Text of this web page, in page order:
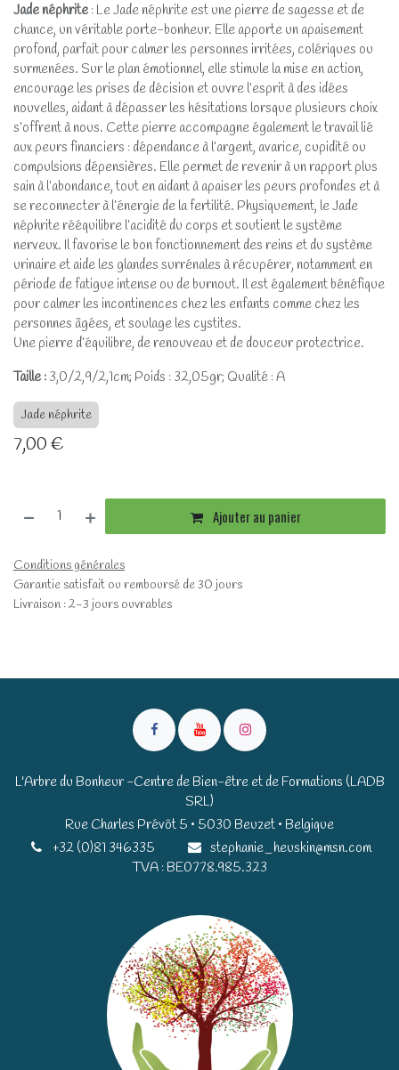
Jade néphrite : Le Jade néphrite est une pierre de sagesse et de
chance, un véritable porte-bonheur. Elle apporte un apaisement
profond, parfait pour calmer les personnes irritées, colériques ou
surmenées. Sur le plan émotionnel, elle stimule la mise en action,
encourage les prises de décision et ouvre l’esprit à des idées
nouvelles, aidant à dépasser les hésitations lorsque plusieurs choix
s’offrent à nous. Cette pierre accompagne également le travail lié
aux peurs financiers : dépendance à l’argent, avarice, cupidité ou
compulsions dépensières. Elle permet de revenir à un rapport plus
sain à l’abondance, tout en aidant à apaiser les peurs profondes et à
se reconnecter à l’énergie de la fertilité. Physiquement, le Jade
néphrite rééquilibre l’acidité du corps et soutient le système
nerveux. Il favorise le bon fonctionnement des reins et du système
urinaire et aide les glandes surrénales à récupérer, notamment en
période de fatigue intense ou de burnout. Il est également bénéfique
pour calmer les incontinences chez les enfants comme chez les
personnes âgées, et soulage les cystites.
Une pierre d’équilibre, de renouveau et de douceur protectrice.
Taille : 3,0/2,9/2,1cm; Poids : 32,05gr; Qualité : A
Jade néphrite
7,00€
Ajouter au panier
Conditions générales
Garantie satisfait ou remboursé de 30 jours
Livraison : 2-3 jours ouvrables
L'Arbre du Bonheur -Centre de Bien-être et de Formations (LADB
SRL)
Rue Charles Prévôt 5 • 5030 Beuzet • Belgique​​
+32 (0)81 346335
stephanie_heuskin@msn.com
TVA : BE0778.985.323